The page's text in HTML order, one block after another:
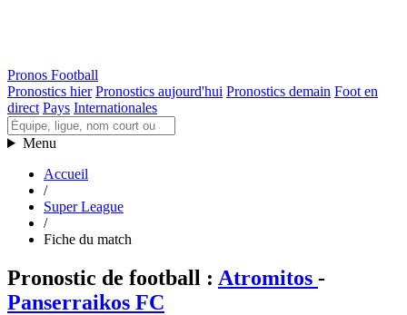
Pronos Football
Pronostics hier Pronostics aujourd'hui Pronostics demain Foot en
direct Pays Internationales
Menu
Accueil
/
Super League
/
Fiche du match
Pronostic de football : Atromitos -
Panserraikos FC